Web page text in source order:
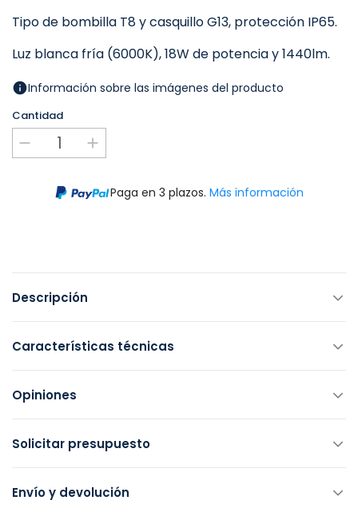
Tipo de bombilla T8 y casquillo G13, protección IP65.
Luz blanca fría (6000K), 18W de potencia y 1440lm.
Información sobre las imágenes del producto
Cantidad
Paga en 3 plazos. Más información
Descripción
Características técnicas
Opiniones
Solicitar presupuesto
Envío y devolución